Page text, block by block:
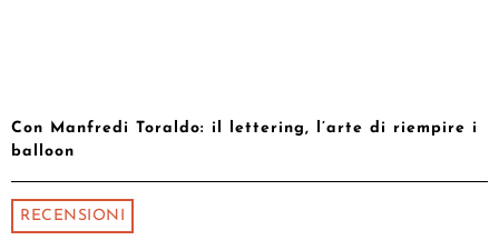
Con Manfredi Toraldo: il lettering, l’arte di riempire i
balloon
RECENSIONI